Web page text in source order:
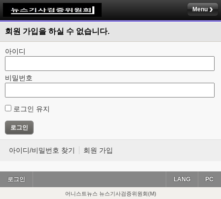
Menu
회원 가입을 하실 수 없습니다.
아이디
비밀번호
로그인 유지
아이디/비밀번호 찾기 회원 가입
로그인 PC
LANG
어니스트뉴스 뉴스기사검증위원회(M)